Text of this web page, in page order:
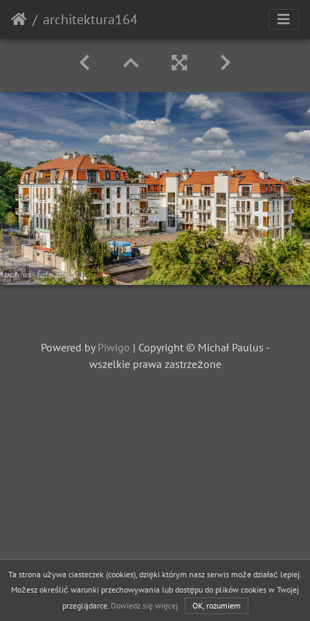
architektura164
Powered by Piwigo | Copyright © Michał Paulus -
wszelkie prawa zastrzeżone
Ta strona używa ciasteczek (cookies), dzięki którym nasz serwis może działać lepiej.
Możesz określić warunki przechowywania lub dostępu do plików cookies w Twojej
przeglądarce. Dowiedz się więcej OK, rozumiem